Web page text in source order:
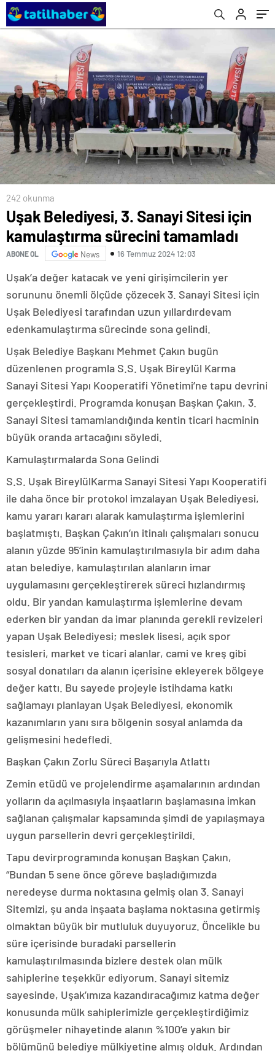
242 okunma
Uşak Belediyesi, 3. Sanayi Sitesi için
kamulaştırma sürecini tamamladı
ABONE OL News 16 Temmuz 2024 12:03
Uşak’a değer katacak ve yeni girişimcilerin yer
sorununu önemli ölçüde çözecek 3. Sanayi Sitesi için
Uşak Belediyesi tarafından uzun yıllardırdevam
edenkamulaştırma sürecinde sona gelindi.
Uşak Belediye Başkanı Mehmet Çakın bugün
düzenlenen programla S.S. Uşak Bireylül Karma
Sanayi Sitesi Yapı Kooperatifi Yönetimi’ne tapu devrini
gerçekleştirdi. Programda konuşan Başkan Çakın, 3.
Sanayi Sitesi tamamlandığında kentin ticari hacminin
büyük oranda artacağını söyledi.
Kamulaştırmalarda Sona Gelindi
S.S. Uşak BireylülKarma Sanayi Sitesi Yapı Kooperatifi
ile daha önce bir protokol imzalayan Uşak Belediyesi,
kamu yararı kararı alarak kamulaştırma işlemlerini
başlatmıştı. Başkan Çakın’ın itinalı çalışmaları sonucu
alanın yüzde 95’inin kamulaştırılmasıyla bir adım daha
atan belediye, kamulaştırılan alanların imar
uygulamasını gerçekleştirerek süreci hızlandırmış
oldu. Bir yandan kamulaştırma işlemlerine devam
ederken bir yandan da imar planında gerekli revizeleri
yapan Uşak Belediyesi; meslek lisesi, açık spor
tesisleri, market ve ticari alanlar, cami ve kreş gibi
sosyal donatıları da alanın içerisine ekleyerek bölgeye
değer kattı. Bu sayede projeyle istihdama katkı
sağlamayı planlayan Uşak Belediyesi, ekonomik
kazanımların yanı sıra bölgenin sosyal anlamda da
gelişmesini hedefledi.
Başkan Çakın Zorlu Süreci Başarıyla Atlattı
Zemin etüdü ve projelendirme aşamalarının ardından
yolların da açılmasıyla inşaatların başlamasına imkan
sağlanan çalışmalar kapsamında şimdi de yapılaşmaya
uygun parsellerin devri gerçekleştirildi.
Tapu devirprogramında konuşan Başkan Çakın,
“Bundan 5 sene önce göreve başladığımızda
neredeyse durma noktasına gelmiş olan 3. Sanayi
Sitemizi, şu anda inşaata başlama noktasına getirmiş
olmaktan büyük bir mutluluk duyuyoruz. Öncelikle bu
süre içerisinde buradaki parsellerin
kamulaştırılmasında bizlere destek olan mülk
sahiplerine teşekkür ediyorum. Sanayi sitemiz
sayesinde, Uşak’ımıza kazandıracağımız katma değer
konusunda mülk sahiplerimizle gerçekleştirdiğimiz
görüşmeler nihayetinde alanın %100’e yakın bir
bölümünü belediye mülkiyetine almış olduk. Ardından